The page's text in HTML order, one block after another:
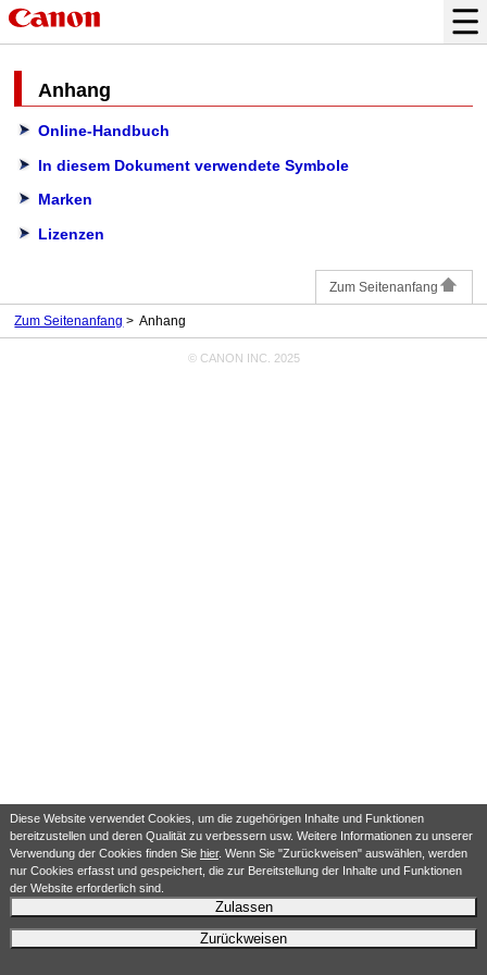
Diese Website verwendet Cookies, um die zugehörigen Inhalte und Funktionen
bereitzustellen und deren Qualität zu verbessern usw. Weitere Informationen zu unserer
Verwendung der Cookies finden Sie hier. Wenn Sie "Zurückweisen" auswählen, werden
nur Cookies erfasst und gespeichert, die zur Bereitstellung der Inhalte und Funktionen
der Website erforderlich sind.
Zulassen
Zurückweisen
Anhang
Online-Handbuch
In diesem Dokument verwendete Symbole
Marken
Lizenzen
Zum Seitenanfang
Zum Seitenanfang Anhang
© CANON INC. 2025